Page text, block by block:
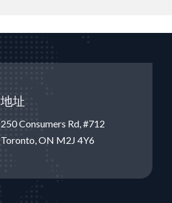
地址
250 Consumers Rd, #712
Toronto, ON M2J 4Y6